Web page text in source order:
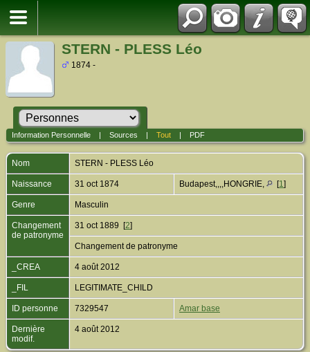
STERN - PLESS Léo
1874 -
Information Personnelle| Sources Tout| PDF
Nom STERN - PLESS Léo
Naissance 31 oct 1874 Budapest,,,,HONGRIE, [1]
Genre Masculin
Changement
de patronyme
31 oct 1889 [2]
Changement de patronyme
_CREA 4 août 2012
_FIL LEGITIMATE_CHILD
ID personne 7329547 Amar base
Dernière
modif.
4 août 2012